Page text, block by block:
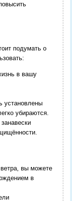
подумать о
в вашу
установлены
убираются.
вы можете
в